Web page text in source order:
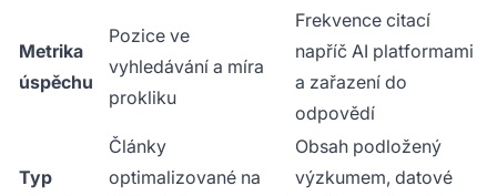
Metrika
úspěchu
Pozice ve
vyhledávání a míra
prokliku
Frekvence citací
napříč AI platformami
a zařazení do
odpovědí
Typ
Články
optimalizované na
Obsah podložený
výzkumem, datové